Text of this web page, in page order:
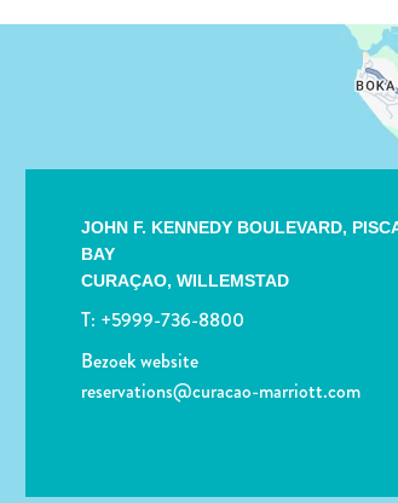
JOHN F. KENNEDY BOULEVARD,
BAY
CURAÇAO, WILLEMSTAD
T: +5999-736-8800
Bezoek website
reservations@curacao-marriott.com